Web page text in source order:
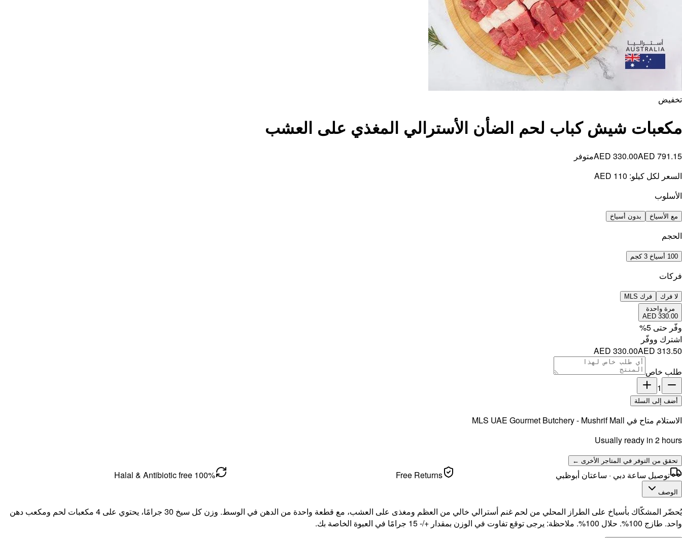
تخفيض
مكعبات شيش كباب لحم الضأن الأسترالي المغذي على العشب
AED 330.00AED 791.15
متوفر
السعر لكل كيلو: AED 110
الأسلوب
مع الأسياخ بدون أسياخ
الحجم
100 أسياخ 3 كجم
فركات
لا فرك
فرك MLS
مرة واحدة
AED 330.00
وفّر حتى 5
%
اشترك ووفّر
AED 330.00AED 313.50
طلب خاص
1
أضف إلى السلة
الاستلام متاح في MLS UAE Gourmet Butchery - Mushrif Mall
Usually ready in 2 hours
تحقق من التوفر في المتاجر الأخرى ←
توصيل ساعة دبي · ساعتان أبوظبي Free Returns
100% Halal & Antibiotic free
الوصف
يُحضّر المشكّاك بأسياخ على الطراز المحلي من لحم غنم أسترالي خالي من العظم ومغذى على العشب، مع قطعة واحدة من الدهن في الوسط. وزن كل سيخ 30 جرامًا، يحتوي على 4 مكعبات لحم ومكعب دهن
واحد. طازج 100%. حلال 100%. ملاحظة: يرجى توقع تفاوت في الوزن بمقدار +/- 15 جرامًا في العبوة الخاصة بك.